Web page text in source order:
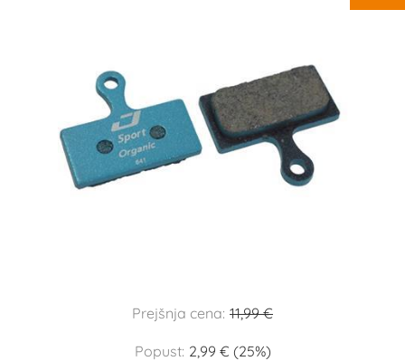
Prejšnja cena: 11,99 €
Popust: 2,99 € (25%)